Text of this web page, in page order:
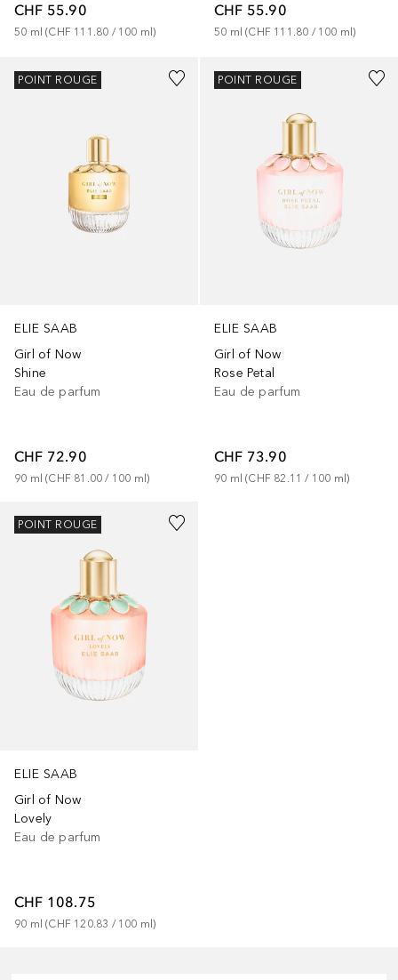
CHF 55.90
50 ml (CHF 111.80 / 100 ml)
CHF 55.90
50 ml (CHF 111.80 / 100 ml)
ELIE SAAB
Girl of Now
Shine
Eau de parfum
CHF 72.90
90 ml (CHF 81.00 / 100 ml)
POINT ROUGE
ELIE SAAB
Girl of Now
Rose Petal
Eau de parfum
CHF 73.90
90 ml (CHF 82.11 / 100 ml)
POINT ROUGE
ELIE SAAB
Girl of Now
Lovely
Eau de parfum
CHF 108.75
90 ml (CHF 120.83 / 100 ml)
POINT ROUGE